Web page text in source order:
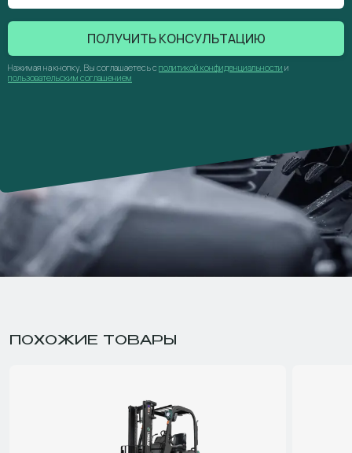
Нажимая на кнопку, Вы соглашаетесь с политикой конфиденциальности и
пользовательским соглашением
ПОЛУЧИТЬ КОНСУЛЬТАЦИЮ
ПОХОЖИЕ ТОВАРЫ